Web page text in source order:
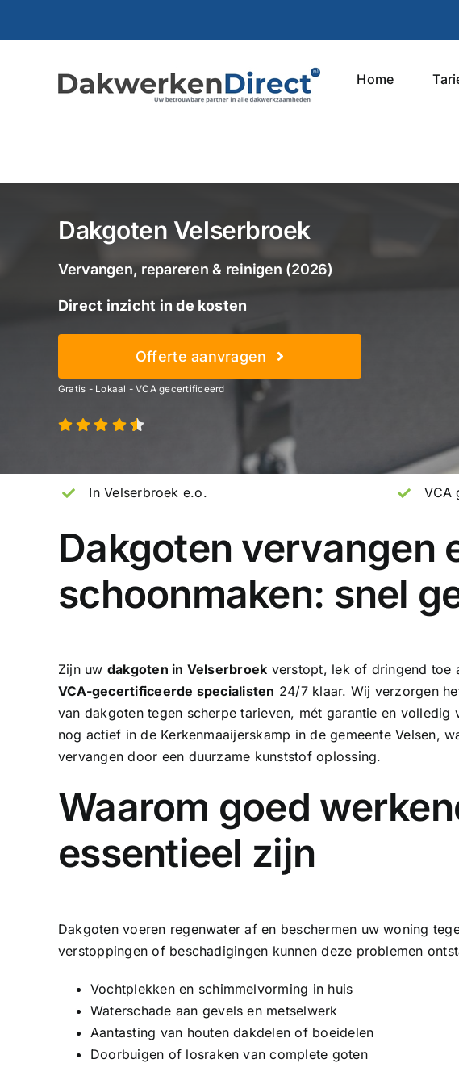
Home
Dakgoten Velserbroek
Vervangen, repareren & reinigen (2026)
Direct inzicht in de kosten
Offerte aanvragen
Gratis - Lokaal - VCA gecertificeerd
In Velserbroek e.o. VCA
Dakgoten vervangen
schoonmaken: snel
Zijn uw dakgoten in Velserbroek verstopt, lek of dringend toe
VCA-gecertificeerde specialisten 24/7 klaar. Wij verzorgen
van dakgoten tegen scherpe tarieven, mét garantie en
nog actief in de Kerkenmaaijerskamp in de gemeente Velsen,
vervangen door een duurzame kunststof oplossing.
Waarom goed
essentieel zijn
Dakgoten voeren regenwater af en beschermen uw woning
verstoppingen of beschadigingen kunnen deze problemen
Vochtplekken en schimmelvorming in huis
Waterschade aan gevels en metselwerk
Aantasting van houten dakdelen of boeidelen
Doorbuigen of losraken van complete goten